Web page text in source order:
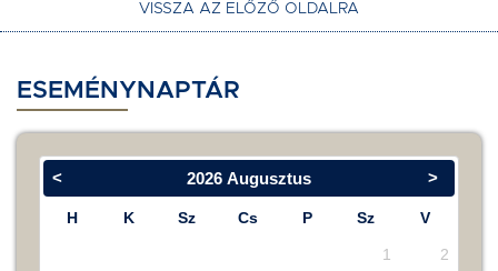
VISSZA AZ ELŐZŐ OLDALRA
ESEMÉNYNAPTÁR
< >
2026 Augusztus
H K Sz Cs P Sz V
1
2